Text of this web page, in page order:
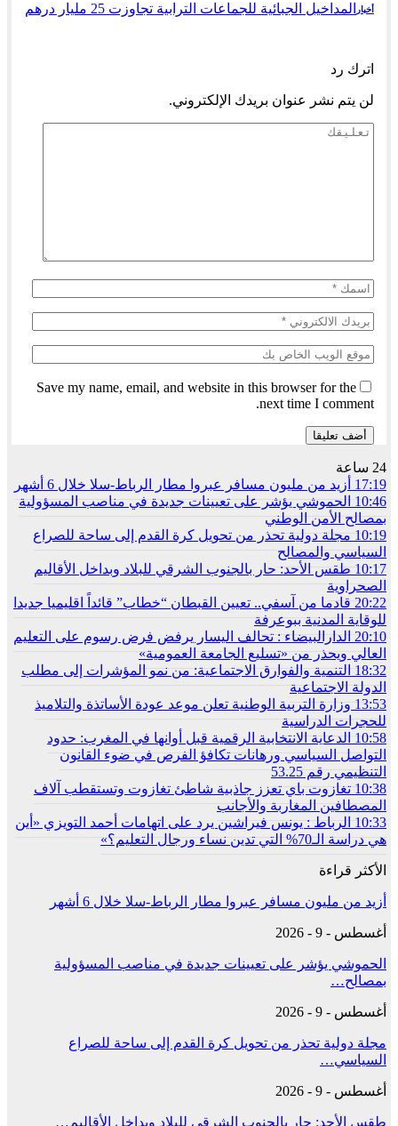
أخبار المداخيل الجبائية للجماعات الترابية تجاوزت 25 مليار درهم
اترك رد
لن يتم نشر عنوان بريدك الإلكتروني.
Save my name, email, and website in this browser for the
next time I comment.
24 ساعة
17:19 أزيد من مليون مسافر عبروا مطار الرباط-سلا خلال 6 أشهر
10:46 الحموشي يؤشر على تعيينات جديدة في مناصب المسؤولية
بمصالح الأمن الوطني
10:19 مجلة دولية تحذر من تحويل كرة القدم إلى ساحة للصراع
السياسي والمصالح
10:17 طقس الأحد: حار بالجنوب الشرقي للبلاد وبداخل الأقاليم
الصحراوية
20:22 قادما من آسفي.. تعيين القبطان “خطاب” قائداً اقليميا جديدا
للوقاية المدنية ببوعرفة
20:10 الدارالبيضاء : تحالف اليسار يرفض فرض رسوم على التعليم
العالي ويحذر من «تسليع الجامعة العمومية»
18:32 التنمية والفوارق الاجتماعية: من نمو المؤشرات إلى مطلب
الدولة الاجتماعية
13:53 وزارة التربية الوطنية تعلن موعد عودة الأساتذة والتلاميذ
للحجرات الدراسية
10:58 الدعاية الانتخابية الرقمية قبل أوانها في المغرب: حدود
التواصل السياسي ورهانات تكافؤ الفرص في ضوء القانون
التنظيمي رقم 53.25
10:38 تغازوت باي تعزز جاذبية شاطئ تغازوت وتستقطب آلاف
المصطافين المغاربة والأجانب
10:33 الرباط : يونس فيراشين يرد على اتهامات أحمد التويزي «أين
هي دراسة الـ70% التي تدين نساء ورجال التعليم؟»
الأكثر قراءة
أزيد من مليون مسافر عبروا مطار الرباط-سلا خلال 6 أشهر
أغسطس - 9 - 2026
الحموشي يؤشر على تعيينات جديدة في مناصب المسؤولية
بمصالح…
أغسطس - 9 - 2026
مجلة دولية تحذر من تحويل كرة القدم إلى ساحة للصراع
السياسي…
أغسطس - 9 - 2026
طقس الأحد: حار بالجنوب الشرقي للبلاد وبداخل الأقاليم…